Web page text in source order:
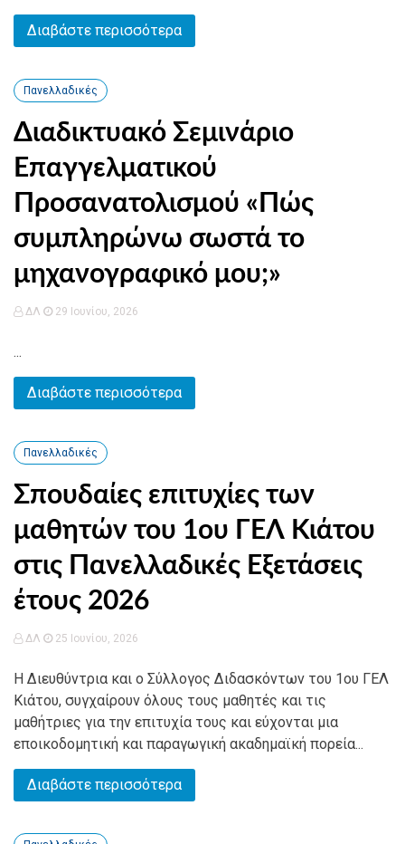
Διαβάστε περισσότερα
Πανελλαδικές
Διαδικτυακό Σεμινάριο
Επαγγελματικού
Προσανατολισμού «Πώς
συμπληρώνω σωστά το
μηχανογραφικό μου;»
ΔΛ 29 Ιουνίου, 2026
...
Διαβάστε περισσότερα
Πανελλαδικές
Σπουδαίες επιτυχίες των
μαθητών του 1ου ΓΕΛ Κιάτου
στις Πανελλαδικές Εξετάσεις
έτους 2026
ΔΛ 25 Ιουνίου, 2026
Η Διευθύντρια και ο Σύλλογος Διδασκόντων του 1ου ΓΕΛ
Κιάτου, συγχαίρουν όλους τους μαθητές και τις
μαθήτριες για την επιτυχία τους και εύχονται μια
εποικοδομητική και παραγωγική ακαδημαϊκή πορεία...
Διαβάστε περισσότερα